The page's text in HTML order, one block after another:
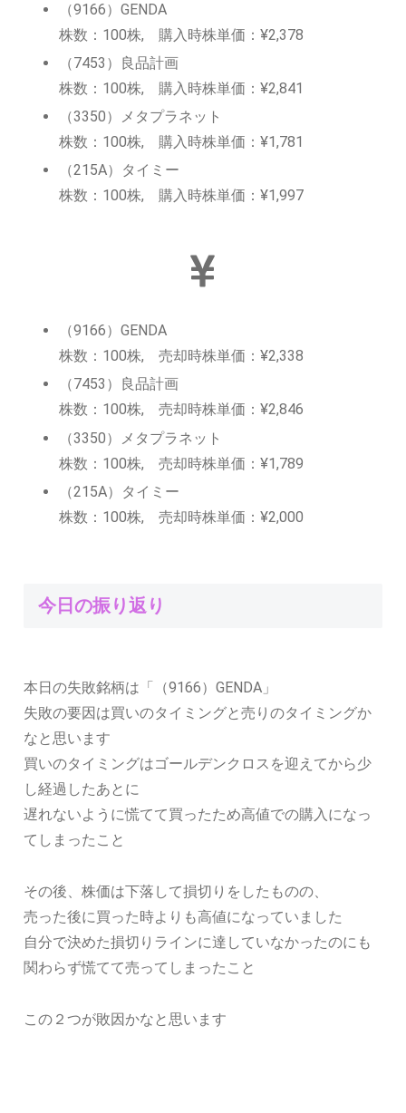
（9166）GENDA
株数：100株, 購入時株単価：¥2,378
（7453）良品計画
株数：100株, 購入時株単価：¥2,841
（3350）メタプラネット
株数：100株, 購入時株単価：¥1,781
（215A）タイミー
株数：100株, 購入時株単価：¥1,997
（9166）GENDA
株数：100株, 売却時株単価：¥2,338
（7453）良品計画
株数：100株, 売却時株単価：¥2,846
（3350）メタプラネット
株数：100株, 売却時株単価：¥1,789
（215A）タイミー
株数：100株, 売却時株単価：¥2,000
今日の振り返り
本日の失敗銘柄は「（9166）GENDA」
失敗の要因は買いのタイミングと売りのタイミングか
なと思います
買いのタイミングはゴールデンクロスを迎えてから少
し経過したあとに
遅れないように慌てて買ったため高値での購入になっ
てしまったこと
その後、株価は下落して損切りをしたものの、
売った後に買った時よりも高値になっていました
自分で決めた損切りラインに達していなかったのにも
関わらず慌てて売ってしまったこと
この２つが敗因かなと思います